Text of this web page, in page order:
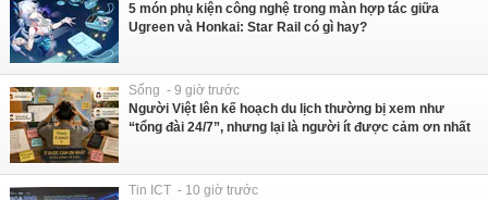
5 món phụ kiện công nghệ trong màn hợp tác giữa
Ugreen và Honkai: Star Rail có gì hay?
Sống - 9 giờ trước
Người Việt lên kế hoạch du lịch thường bị xem như
“tổng đài 24/7”, nhưng lại là người ít được cảm ơn nhất
Tin ICT - 10 giờ trước